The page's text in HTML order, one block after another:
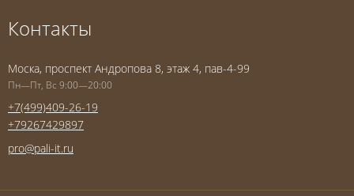
Контакты
Моска, проспект Андропова 8, этаж 4, пав-4-99
Пн—Пт, Вс 9:00—20:00
+7(499)409-26-19
+79267429897
pro@pali-it.ru